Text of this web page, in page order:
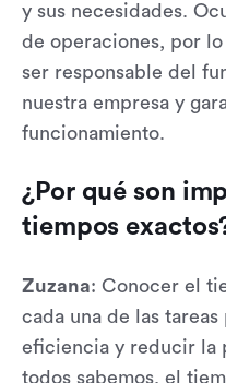
y sus necesidades.
de operaciones, por
ser responsable del
nuestra empresa y
funcionamiento.
¿Por qué son
tiempos
Zuzana: Conocer el
cada una de las
eficiencia y reducir la
todos sabemos, el